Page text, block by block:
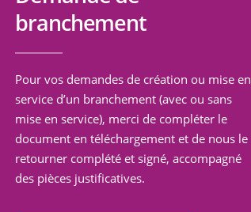
branchement
Pour vos demandes de création ou mise en
service d’un branchement (avec ou sans
mise en service), merci de compléter le
document en téléchargement et de nous le
retourner complété et signé, accompagné
des pièces justificatives.